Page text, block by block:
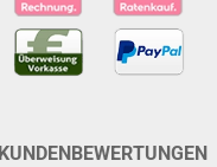
KUNDENBEWERTUNGEN